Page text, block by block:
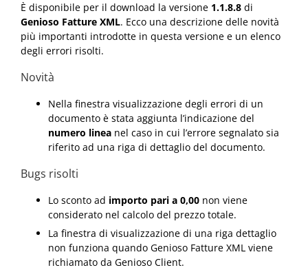
È disponibile per il download la versione 1.1.8.8 di
Genioso Fatture XML. Ecco una descrizione delle novità
più importanti introdotte in questa versione e un elenco
degli errori risolti.
Novità
Nella finestra visualizzazione degli errori di un
documento è stata aggiunta l’indicazione del
numero linea nel caso in cui l’errore segnalato sia
riferito ad una riga di dettaglio del documento.
Bugs risolti
Lo sconto ad importo pari a 0,00 non viene
considerato nel calcolo del prezzo totale.
La finestra di visualizzazione di una riga dettaglio
non funziona quando Genioso Fatture XML viene
richiamato da Genioso Client.